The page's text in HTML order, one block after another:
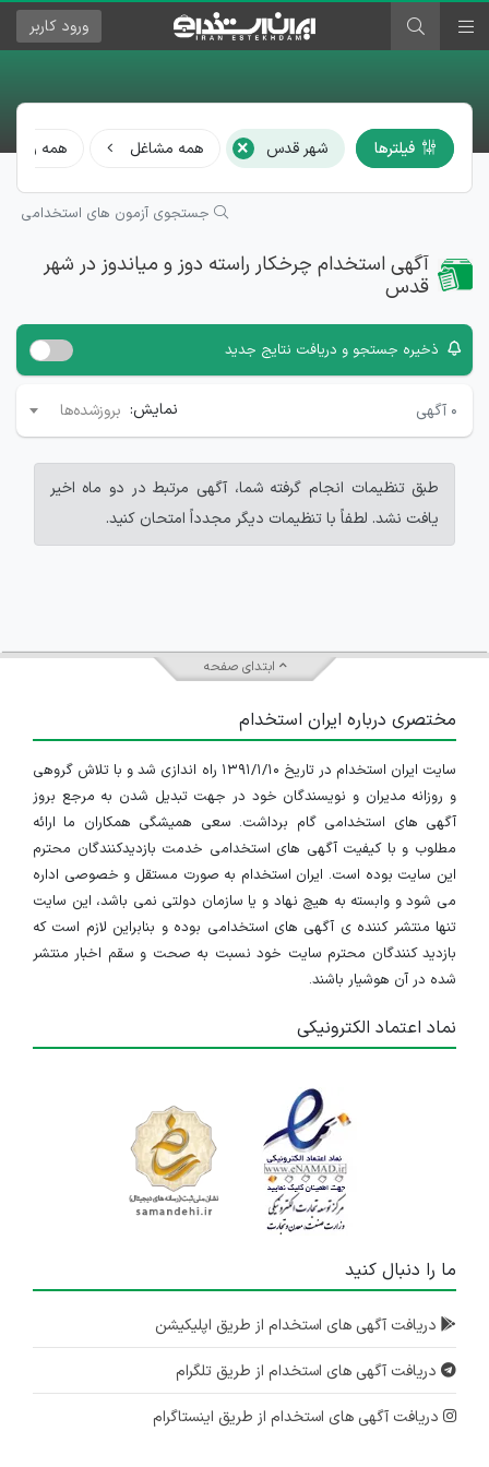
ورود کاربر
فیلترها شهر قدس × همه مشاغل همه
جستجوی آزمون های استخدامی
آگهی استخدام چرخکار راسته دوز و میاندوز در شهر
قدس
ذخیره جستجو و دریافت نتایج جدید
۰ آگهی نمایش: بروزشده‌ها
طبق تنظیمات انجام گرفته شما، آگهی مرتبط در دو ماه اخیر
یافت نشد. لطفاً با تنظیمات دیگر مجدداً امتحان کنید.
ابتدای صفحه
مختصری درباره ایران استخدام
سایت ایران استخدام در تاریخ ۱۳۹۱/۱/۱۰ راه اندازی شد و با تلاش گروهی
و روزانه مدیران و نویسندگان خود در جهت تبدیل شدن به مرجع بروز
آگهی های استخدامی گام برداشت. سعی همیشگی همکاران ما ارائه
مطلوب و با کیفیت آگهی های استخدامی خدمت بازدیدکنندگان محترم
این سایت بوده است. ایران استخدام به صورت مستقل و خصوصی اداره
می شود و وابسته به هیچ نهاد و یا سازمان دولتی نمی باشد، این سایت
تنها منتشر کننده ی آگهی های استخدامی بوده و بنابراین لازم است که
بازدید کنندگان محترم سایت خود نسبت به صحت و سقم اخبار منتشر
شده در آن هوشیار باشند.
نماد اعتماد الکترونیکی
ما را دنبال کنید
دریافت آگهی های استخدام از طریق اپلیکیشن
دریافت آگهی های استخدام از طریق تلگرام
دریافت آگهی های استخدام از طریق اینستاگرام